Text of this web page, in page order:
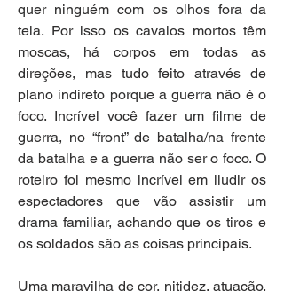
quer ninguém com os olhos fora da
tela. Por isso os cavalos mortos têm
moscas, há corpos em todas as
direções, mas tudo feito através de
plano indireto porque a guerra não é o
foco. Incrível você fazer um filme de
guerra, no “front” de batalha/na frente
da batalha e a guerra não ser o foco. O
roteiro foi mesmo incrível em iludir os
espectadores que vão assistir um
drama familiar, achando que os tiros e
os soldados são as coisas principais.
Uma maravilha de cor, nitidez, atuação.